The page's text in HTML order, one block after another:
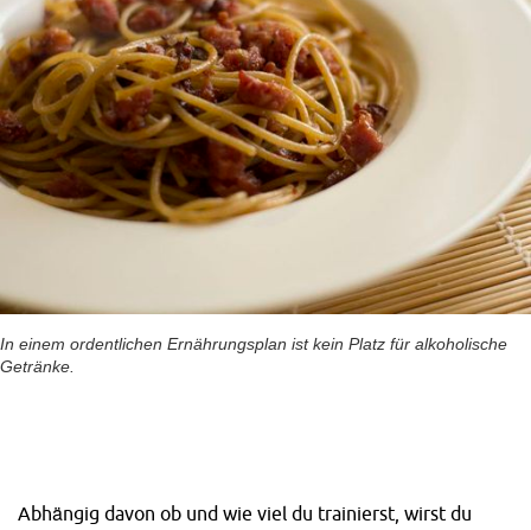
In einem ordentlichen Ernährungsplan ist kein Platz für alkoholische
Getränke.
Abhängig davon ob und wie viel du trainierst, wirst du